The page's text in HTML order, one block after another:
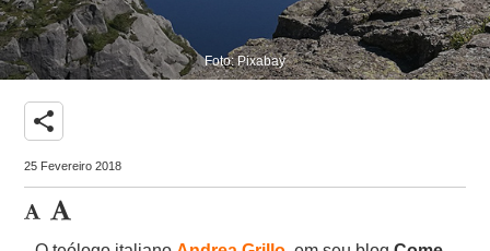
Foto: Pixabay
share
25 Fevereiro 2018